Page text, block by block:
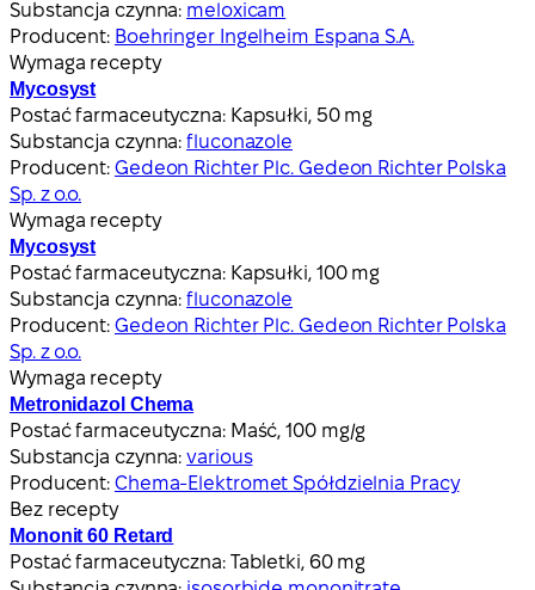
Substancja czynna: meloxicam
Producent: Boehringer Ingelheim Espana S.A.
Wymaga recepty
Mycosyst
Postać farmaceutyczna: Kapsułki, 50 mg
Substancja czynna:fluconazole
Producent: Gedeon Richter Plc. Gedeon Richter Polska
Sp. z o.o.
Wymaga recepty
Mycosyst
Postać farmaceutyczna: Kapsułki, 100 mg
Substancja czynna:fluconazole
Producent: Gedeon Richter Plc. Gedeon Richter Polska
Sp. z o.o.
Wymaga recepty
Metronidazol Chema
Postać farmaceutyczna: Maść, 100 mg/g
Substancja czynna:various
Producent: Chema-Elektromet Spółdzielnia Pracy
Bez recepty
Mononit 60 Retard
Postać farmaceutyczna: Tabletki, 60 mg